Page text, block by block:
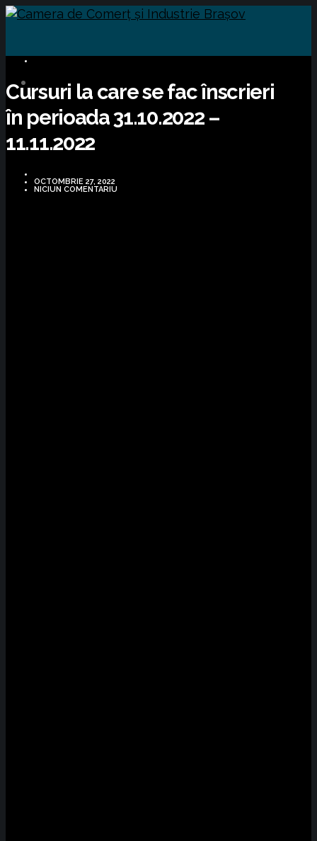
Cursuri la care se fac înscrieri
în perioada 31.10.2022 –
11.11.2022
OCTOMBRIE 27, 2022
NICIUN COMENTARIU